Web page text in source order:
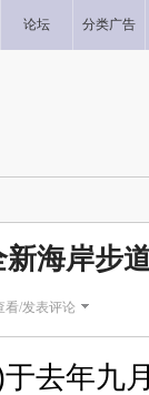
论坛 分类广告
海岸步
看/发表评论
去年九